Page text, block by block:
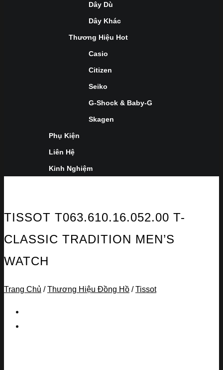
Dây Dù
Dây Khác
Thương Hiệu Hot
Casio
Citizen
Seiko
G-Shock & Baby-G
Skagen
Phụ Kiện
Liên Hệ
Kinh Nghiệm
TISSOT T063.610.16.052.00 T-
CLASSIC TRADITION MEN’S
WATCH
Trang Chủ / Thương Hiệu Đồng Hồ / Tissot